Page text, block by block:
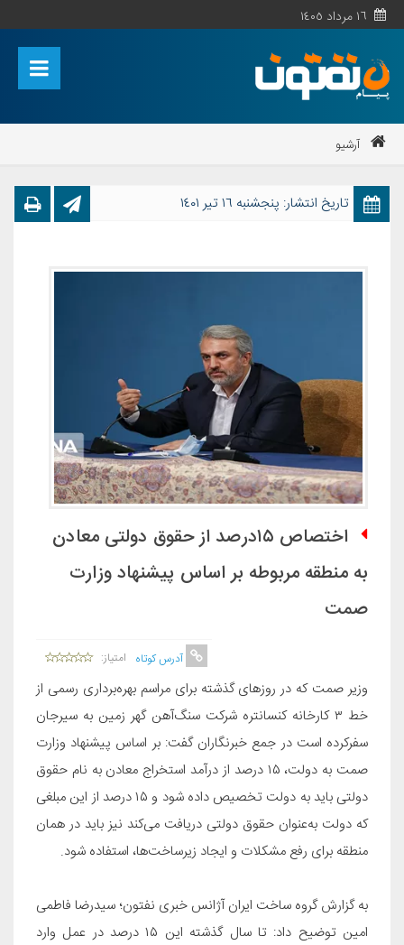
١٦ مرداد ١٤٠٥
آرشیو
تاریخ انتشار: پنجشنبه ١٦ تیر ١٤٠١
اختصاص ۱۵درصد از حقوق دولتی معادن
به منطقه مربوطه بر اساس پیشنهاد وزارت
صمت
آدرس کوتاه امتیاز:
وزیر صمت که در روزهای گذشته برای مراسم بهره‌برداری رسمی از
خط ۳ کارخانه کنسانتره شرکت سنگ‌آهن گهر زمین به سیرجان
سفرکرده است در جمع خبرنگاران گفت: بر اساس پیشنهاد وزارت
صمت به دولت، ۱۵ درصد از درآمد استخراج معادن به نام حقوق
دولتی باید به دولت تخصیص داده شود و ۱۵ درصد از این مبلغی
که دولت به‌عنوان حقوق دولتی دریافت می‌کند نیز باید در همان
منطقه برای رفع مشکلات و ایجاد زیرساخت‌ها، استفاده شود.
به گزارش گروه ساخت ایران آژانس خبری نفتون؛ سیدرضا فاطمی
امین توضیح داد: تا سال گذشته این ۱۵ درصد در عمل وارد